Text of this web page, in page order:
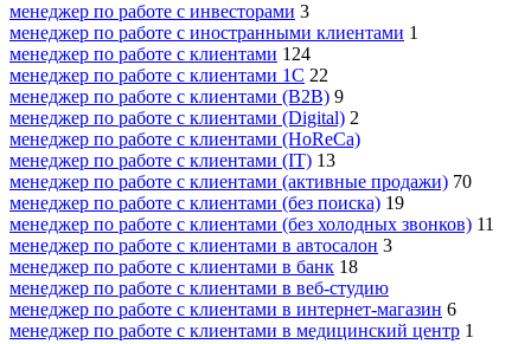
менеджер по работе с инвесторами 3
менеджер по работе с иностранными клиентами 1
менеджер по работе с клиентами 124
менеджер по работе с клиентами 1С 22
менеджер по работе с клиентами (B2B) 9
менеджер по работе с клиентами (Digital) 2
менеджер по работе с клиентами (HoReCa)
менеджер по работе с клиентами (IT) 13
менеджер по работе с клиентами (активные продажи) 70
менеджер по работе с клиентами (без поиска) 19
менеджер по работе с клиентами (без холодных звонков) 11
менеджер по работе с клиентами в автосалон 3
менеджер по работе с клиентами в банк 18
менеджер по работе с клиентами в веб-студию
менеджер по работе с клиентами в интернет-магазин 6
менеджер по работе с клиентами в медицинский центр 1